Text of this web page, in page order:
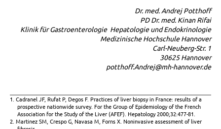
Dr. med. Andrej Potthoff
PD Dr. med. Kinan Rifai
Klinik für Gastroenterologie Hepatologie und Endokrinologie
Medizinische Hochschule Hannover
Carl-Neuberg-Str. 1
30625 Hannover
potthoff.Andrej@mh-hannover.de
1. Cadranel JF, Rufat P, Degos F. Practices of liver biopsy in France: results of a
prospective nationwide survey. For the Group of Epidemiology of the French
Association for the Study of the Liver (AFEF). Hepatology 2000;32:477-81.
2. Martinez SM, Crespo G, Navasa M, Forns X. Noninvasive assessment of liver